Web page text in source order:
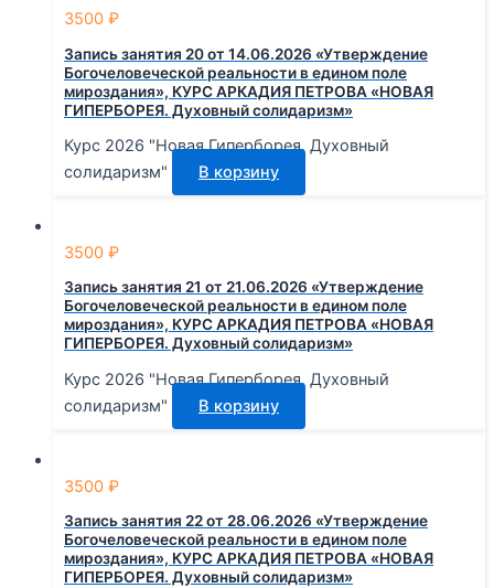
3500 ₽
Запись занятия 20 от 14.06.2026 «Утверждение
Богочеловеческой реальности в едином поле
мироздания», КУРС АРКАДИЯ ПЕТРОВА «НОВАЯ
ГИПЕРБОРЕЯ. Духовный солидаризм»
Курс 2026 "Новая Гиперборея. Духовный
солидаризм"
В корзину
3500 ₽
Запись занятия 21 от 21.06.2026 «Утверждение
Богочеловеческой реальности в едином поле
мироздания», КУРС АРКАДИЯ ПЕТРОВА «НОВАЯ
ГИПЕРБОРЕЯ. Духовный солидаризм»
Курс 2026 "Новая Гиперборея. Духовный
солидаризм"
В корзину
3500 ₽
Запись занятия 22 от 28.06.2026 «Утверждение
Богочеловеческой реальности в едином поле
мироздания», КУРС АРКАДИЯ ПЕТРОВА «НОВАЯ
ГИПЕРБОРЕЯ. Духовный солидаризм»